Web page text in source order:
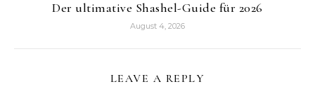
Der ultimative Shashel-Guide für 2026
August 4, 2026
LEAVE A REPLY